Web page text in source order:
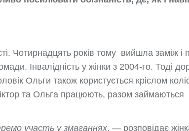
Чотирнадцять років тому вийшла заміж і
Інвалідність у жінки з 2004-го. Тоді
Ольги також користується кріслом
та Ольга працюють, разом займаються
участь у змаганнях, — розповідає